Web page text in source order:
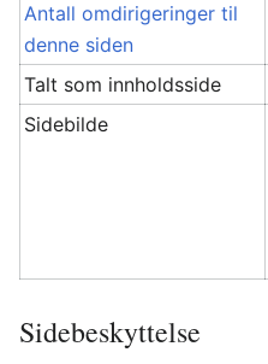
Antall omdirigeringer til
denne siden
Talt som innholdsside
Sidebilde
Sidebeskyttelse